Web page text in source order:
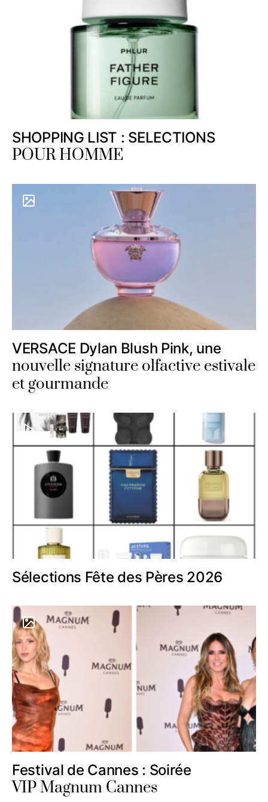
SHOPPING LIST : SELECTIONS
POUR HOMME
VERSACE Dylan Blush Pink, une
nouvelle signature olfactive estivale
et gourmande
Sélections Fête des Pères 2026
Festival de Cannes : Soirée
VIP Magnum Cannes